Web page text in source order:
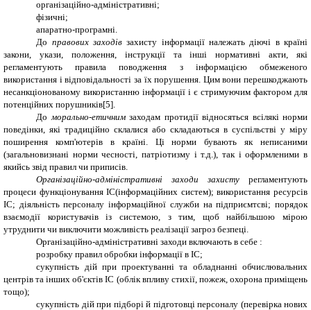
організаційно-адміністративні;
фізичні;
апаратно-програмні.
До правових заходівзахисту інформації належать діючі в країні
закони, укази, положення, інструкції та інші нормативні акти, які
регламентують правила поводження з інформацією обмеженого
використання і відповідальності за їх порушення. Цим вони перешкоджають
несанкціонованому використанню інформації і є стримуючим фактором для
потенційних порушників[5]
До морально-етичнимзаходам протидії відносяться всілякі норми
поведінки, які традиційно склалися або складаються в суспільстві у міру
поширення комп'ютерів в країні. Ці норми бувають як неписаними
(загальновизнані норми чесності, патріотизму і т.д.), так і оформленими в
якийсь звід правил чи приписів.
Організаційно-адміністративні заходи захисту регламентують
процеси функціонування ІС(інформаційних систем); використання ресурсів
ІС; діяльність персоналу інформаційної служби на підприємтсві; порядок
взаємодії користувачів із системою, з тим, щоб найбільшою мірою
утруднити чи виключити можливість реалізації загроз безпеці.
Організаційно-адміністративні заходи включають в себе :
розробку правил обробки інформації в ІС;
сукупність дій при проектуванні та обладнанні обчислювальних
центрів та інших об'єктів ІС (облік впливу стихії, пожеж, охорона приміщень
тощо);
сукупність дій при підборі й підготовці персоналу (перевірка нових